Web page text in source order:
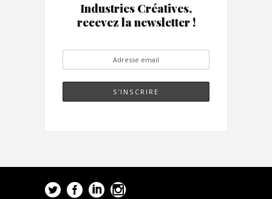
Industries Créatives,
recevez la newsletter !